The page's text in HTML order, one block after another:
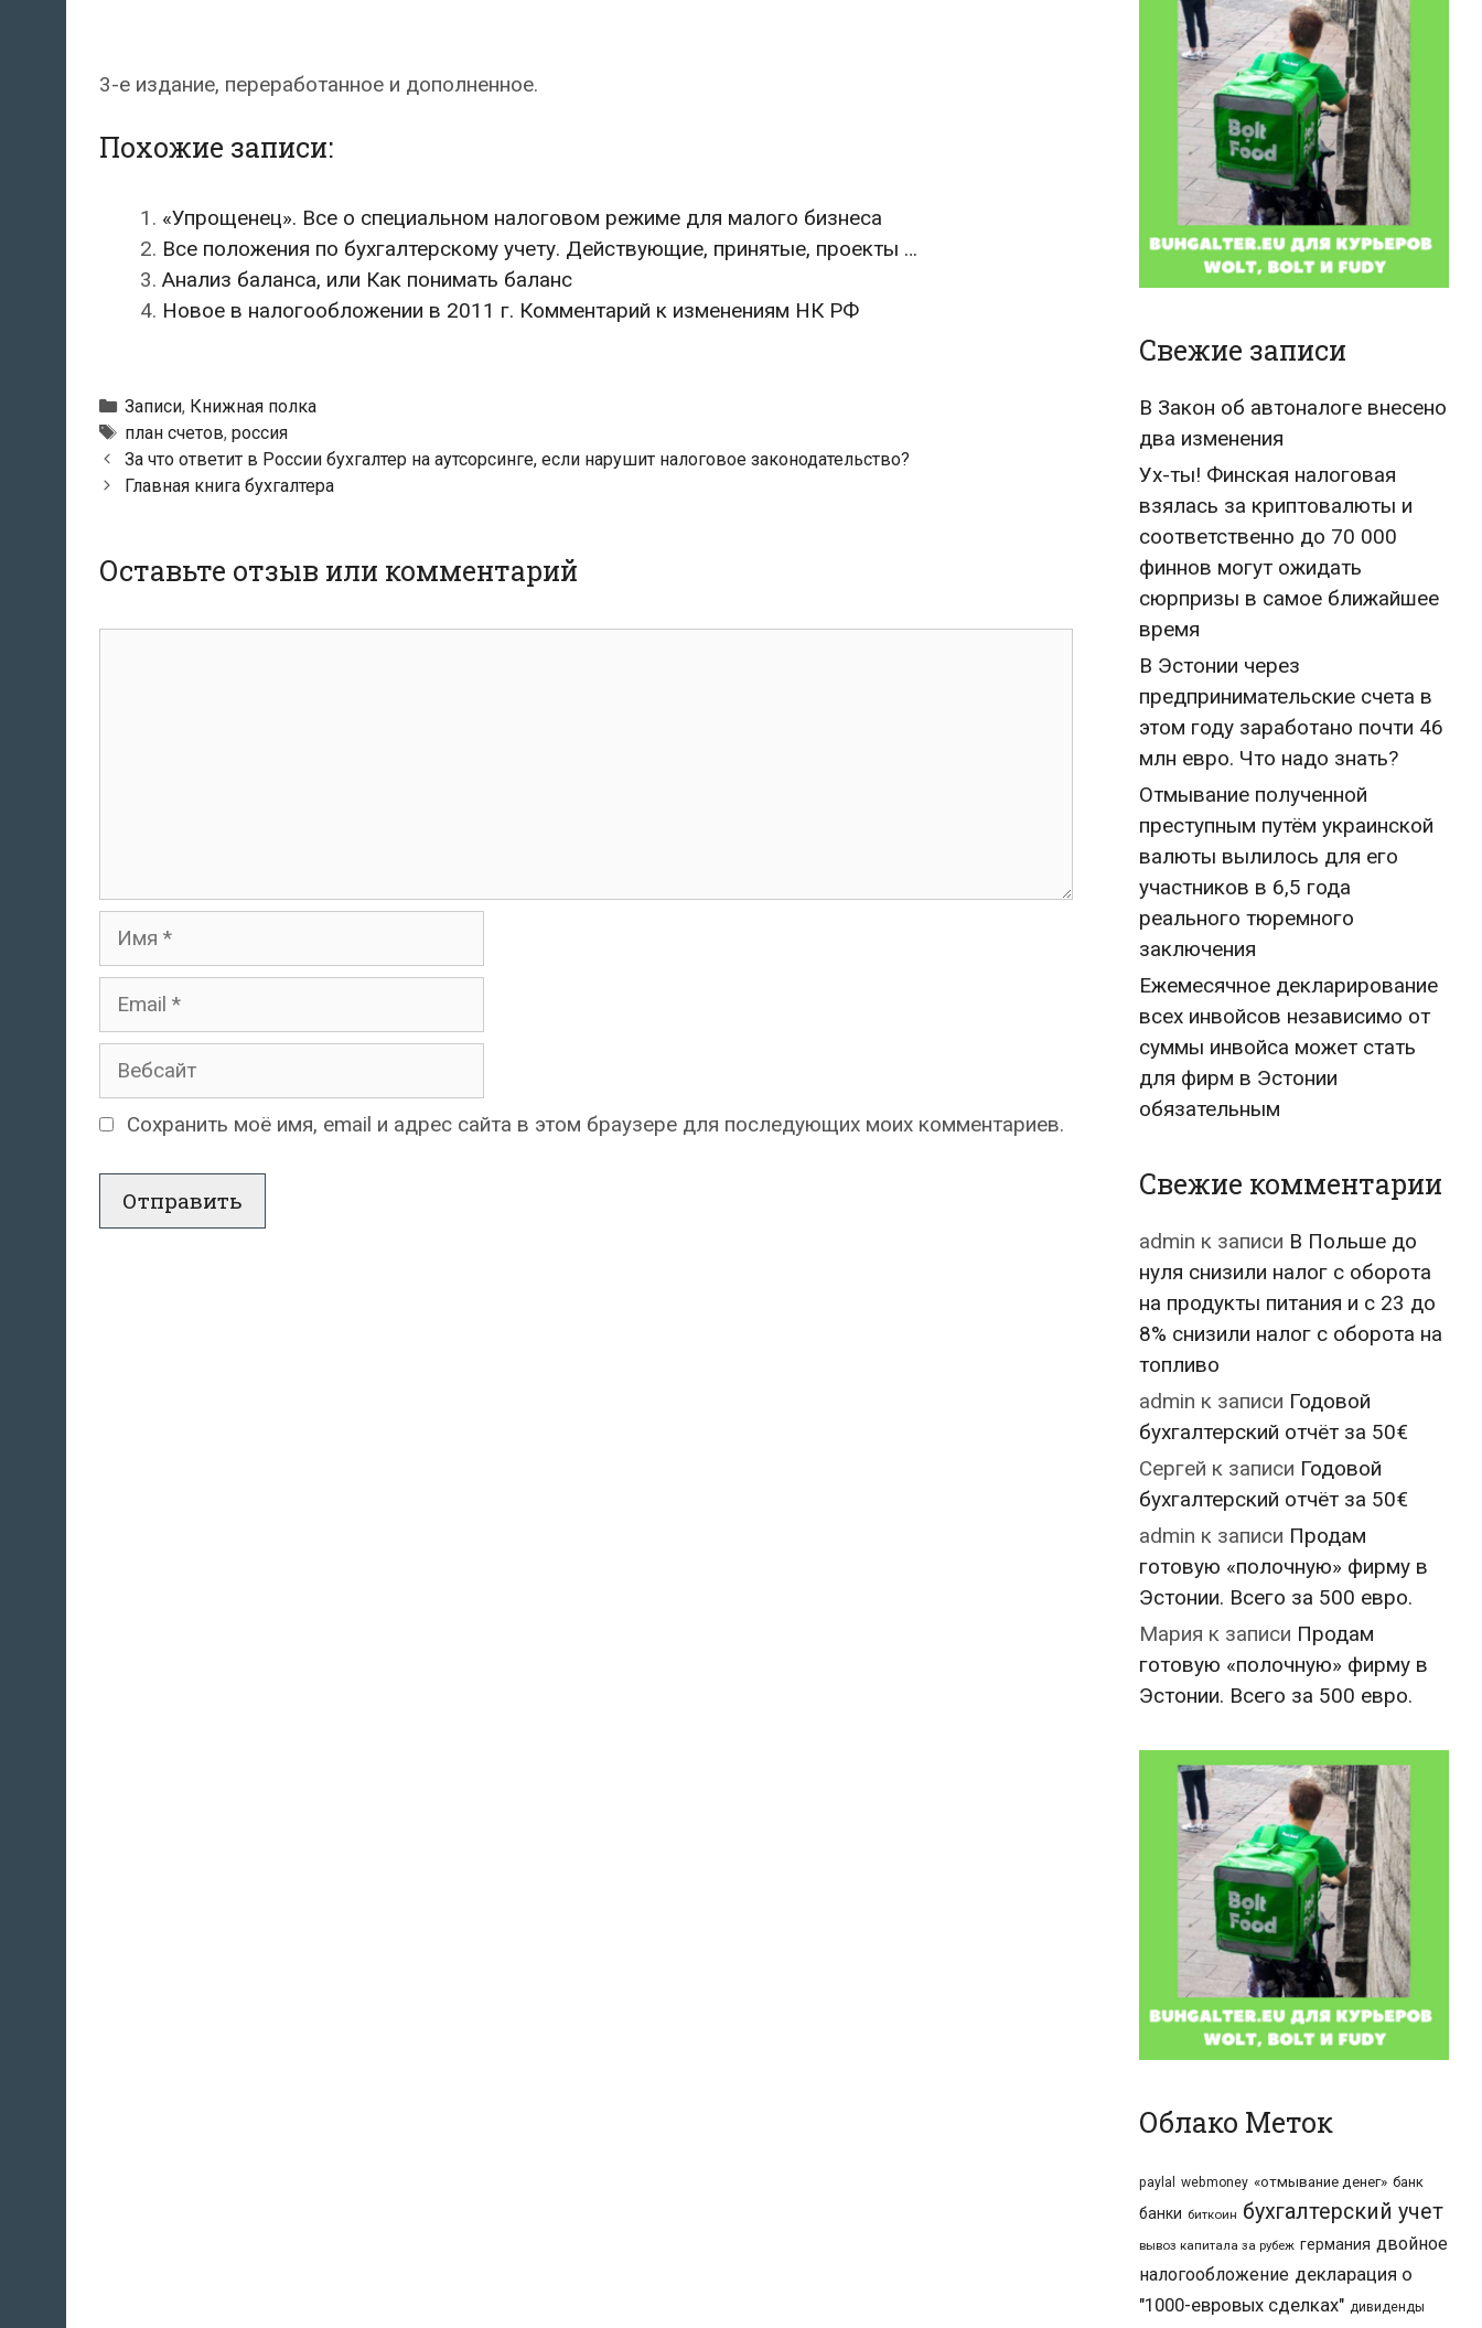
3-е издание, переработанное и дополненное.
Похожие записи:
«Упрощенец». Все о специальном налоговом режиме для малого бизнеса
Все положения по бухгалтерскому учету. Действующие, принятые, проекты …
Анализ баланса, или Как понимать баланс
Новое в налогообложении в 2011 г. Комментарий к изменениям НК РФ
Рубрики
Записи, Книжная полка
Метки
план счетов, россия
Навигация
по
За что ответит в России бухгалтер на аутсорсинге, если нарушит налоговое законодательство?
Главная книга бухгалтера
Оставьте отзыв или комментарий
Имя
Email
Вебсайт
Сохранить моё имя, email и адрес сайта в этом браузере для последующих моих комментариев.
Свежие записи
В Закон об автоналоге внесено
два изменения
Ух-ты! Финская налоговая
взялась за криптовалюты и
соответственно до 70 000
финнов могут ожидать
сюрпризы в самое ближайшее
время
В Эстонии через
предпринимательские счета в
этом году заработано почти 46
млн евро. Что надо знать?
Отмывание полученной
преступным путём украинской
валюты вылилось для его
участников в 6,5 года
реального тюремного
заключения
Ежемесячное декларирование
всех инвойсов независимо от
суммы инвойса может стать
для фирм в Эстонии
обязательным
Свежие комментарии
admin к записи В Польше до
нуля снизили налог с оборота
на продукты питания и с 23 до
8% снизили налог с оборота на
топливо
admin к записи Годовой
бухгалтерский отчёт за 50€
Сергей к записи Годовой
бухгалтерский отчёт за 50€
admin к записи Продам
готовую «полочную» фирму в
Эстонии. Всего за 500 евро.
Мария к записи Продам
готовую «полочную» фирму в
Эстонии. Всего за 500 евро.
Облако Меток
paylal webmoney «отмывание денег» банк
банки биткоин бухгалтерский учет
вывоз капитала за рубеж германия двойное
налогообложение декларация о
"1000-евровых сделках" дивиденды